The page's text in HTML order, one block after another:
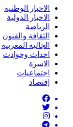
الاخبار الوطنية
الاخبار الدولية
الرياضة
الثقافة والفنون
الجالية المغربية
احداث وحوادث
الاسرة
اجتماعيات
إقتصاد